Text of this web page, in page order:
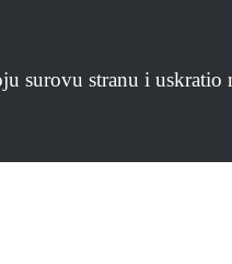
surovu stranu i uskratio